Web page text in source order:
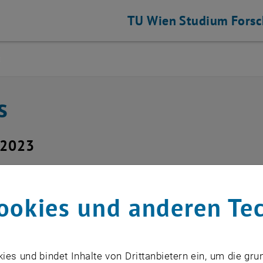
TU Wien Studium
-
und anderen
und bindet Inhalte von Drittanbietern ein, um die